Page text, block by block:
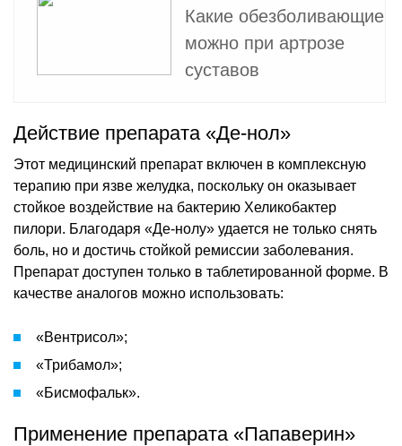
Какие обезболивающие
можно при артрозе
суставов
Действие препарата «Де-нол»
Этот медицинский препарат включен в комплексную
терапию при язве желудка, поскольку он оказывает
стойкое воздействие на бактерию Хеликобактер
пилори. Благодаря «Де-нолу» удается не только снять
боль, но и достичь стойкой ремиссии заболевания.
Препарат доступен только в таблетированной форме. В
качестве аналогов можно использовать:
«Вентрисол»;
«Трибамол»;
«Бисмофальк».
Применение препарата «Папаверин»